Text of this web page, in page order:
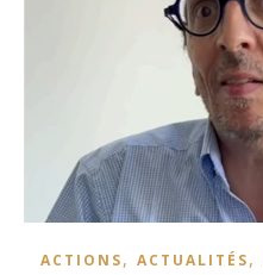
ACTIONS, ACTUALITÉS,